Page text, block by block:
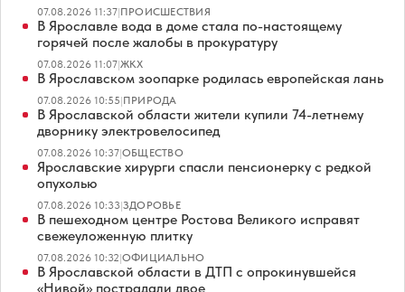
07.08.2026 11:37|ПРОИСШЕСТВИЯ
В Ярославле вода в доме стала по-настоящему
горячей после жалобы в прокуратуру
07.08.2026 11:07|ЖКХ
В Ярославском зоопарке родилась европейская лань
07.08.2026 10:55|ПРИРОДА
В Ярославской области жители купили 74-летнему
дворнику электровелосипед
07.08.2026 10:37|ОБЩЕСТВО
Ярославские хирурги спасли пенсионерку с редкой
опухолью
07.08.2026 10:33|ЗДОРОВЬЕ
В пешеходном центре Ростова Великого исправят
свежеуложенную плитку
07.08.2026 10:32|ОФИЦИАЛЬНО
В Ярославской области в ДТП с опрокинувшейся
«Нивой» пострадали двое